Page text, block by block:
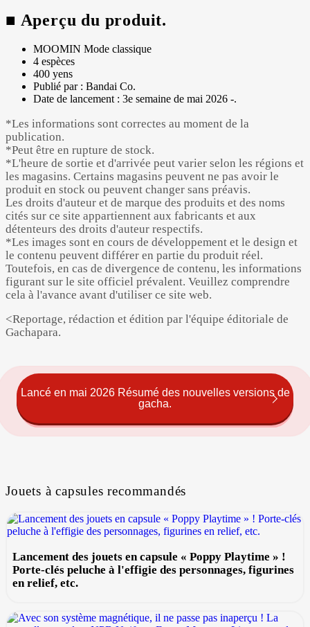
■ Aperçu du produit.
MOOMIN Mode classique
4 espèces
400 yens
Publié par : Bandai Co.
Date de lancement : 3e semaine de mai 2026 -.
*Les informations sont correctes au moment de la
publication.
*Peut être en rupture de stock.
*L'heure de sortie et d'arrivée peut varier selon les régions et
les magasins. Certains magasins peuvent ne pas avoir le
produit en stock ou peuvent changer sans préavis.
Les droits d'auteur et de marque des produits et des noms
cités sur ce site appartiennent aux fabricants et aux
détenteurs des droits d'auteur respectifs.
*Les images sont en cours de développement et le design et
le contenu peuvent différer en partie du produit réel.
Toutefois, en cas de divergence de contenu, les informations
figurant sur le site officiel prévalent. Veuillez comprendre
cela à l'avance avant d'utiliser ce site web.
<Reportage, rédaction et édition par l'équipe éditoriale de
Gachapara.
Lancé en mai 2026 Résumé des nouvelles versions de
gacha.
Jouets à capsules recommandés
Lancement des jouets en capsule « Poppy Playtime » !
Porte-clés peluche à l'effigie des personnages, figurines
en relief, etc.